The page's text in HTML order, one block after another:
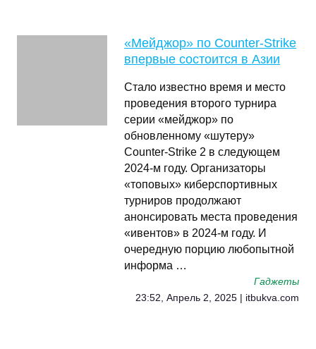
«Мейджор» по Counter-Strike
впервые состоится в Азии
Стало известно время и место
проведения второго турнира
серии «мейджор» по
обновленному «шутеру»
Counter-Strike 2 в следующем
2024-м году. Организаторы
«топовых» киберспортивных
турниров продолжают
анонсировать места проведения
«ивентов» в 2024-м году. И
очередную порцию любопытной
информа …
Гаджеты
23:52, Апрель 2, 2025 | itbukva.com